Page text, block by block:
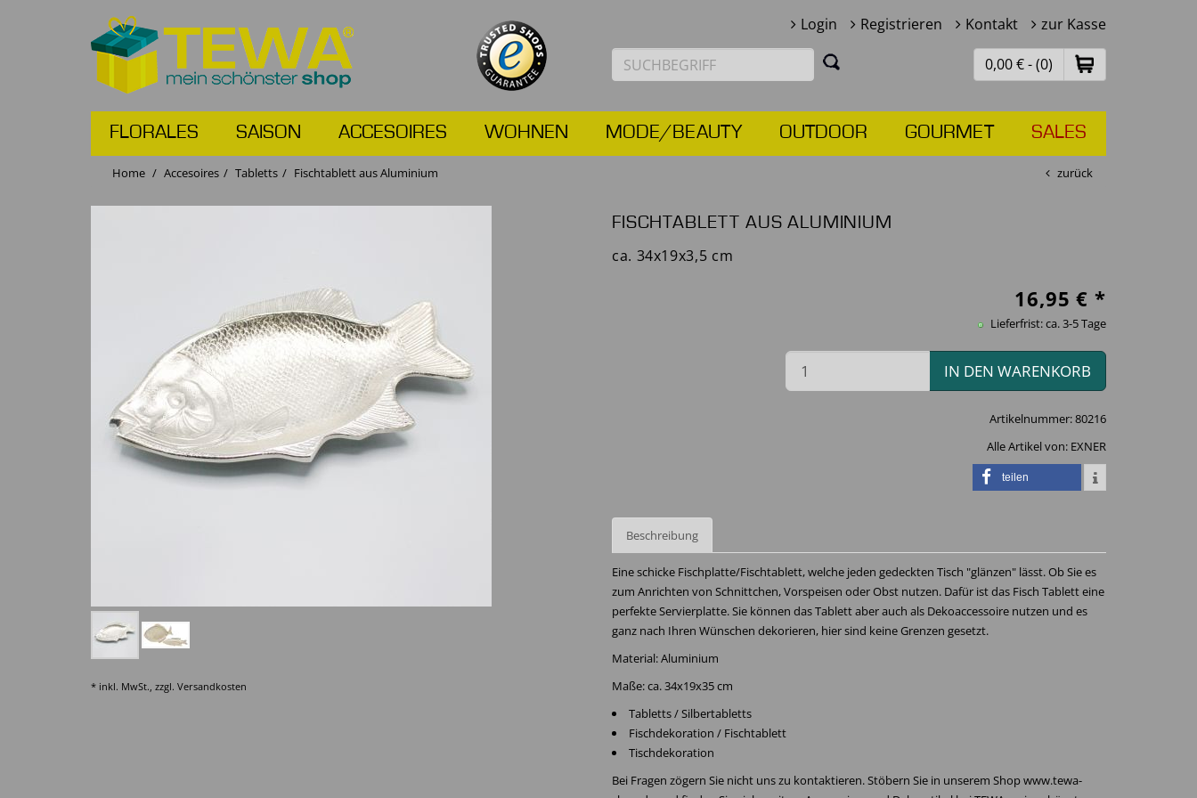
Login Registrieren Kontakt zur Kasse
0,00 € - (0)
FLORALES SAISON ACCESOIRES WOHNEN MODE/BEAUTY OUTDOOR GOURMET SALES
Home Accesoires Tabletts Fischtablett aus Aluminium zurück
* inkl. MwSt., zzgl. Versandkosten
FISCHTABLETT AUS ALUMINIUM
ca. 34x19x3,5 cm
16,95 € *
Lieferfrist: ca. 3-5 Tage
IN DEN WARENKORB
Artikelnummer:80216
Alle Artikel von: EXNER
teilen
Beschreibung
Eine schicke Fischplatte/Fischtablett, welche jeden gedeckten Tisch "glänzen" lässt. Ob Sie es
zum Anrichten von Schnittchen, Vorspeisen oder Obst nutzen. Dafür ist das Fisch Tablett eine
perfekte Servierplatte. Sie können das Tablett aber auch als Dekoaccessoire nutzen und es
ganz nach Ihren Wünschen dekorieren, hier sind keine Grenzen gesetzt.
Material: Aluminium
Maße: ca. 34x19x35 cm
Tabletts / Silbertabletts
Fischdekoration / Fischtablett
Tischdekoration
Bei Fragen zögern Sie nicht uns zu kontaktieren. Stöbern Sie in unserem Shop www.tewa-